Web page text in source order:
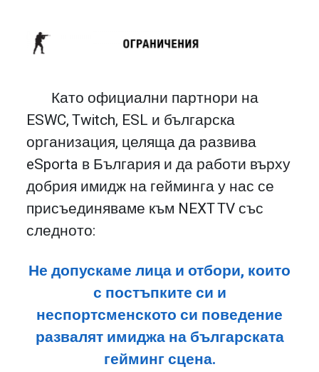
Като официални партнори на
ESWC, Twitch, ESL и българска
организация, целяща да развива
eSporta в България и да работи върху
добрия имидж на гейминга у нас се
присъединяваме към NEXT TV със
следното:
Не допускаме лица и отбори, които
с постъпките си и
неспортсменското си поведение
развалят имиджа на българската
гейминг сцена.